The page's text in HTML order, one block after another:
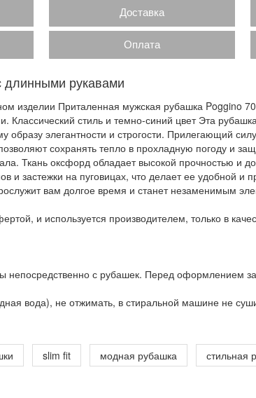
Доставка
Оплата
длинными рукавами
изделии Приталенная мужская рубашка Poggino
Классический стиль и темно-синий цвет Эта
элегантности и строгости. Прилегающий
сохранять тепло в прохладную погоду и
Ткань оксфорд обладает высокой прочностью и
застежки на пуговицах, что делает ее удобной
вам долгое время и станет незаменимым
и используется производителем, только в
с рубашек. Перед оформлением
вода), не отжимать, в стиральной машине не
slim fit модная рубашка стильная